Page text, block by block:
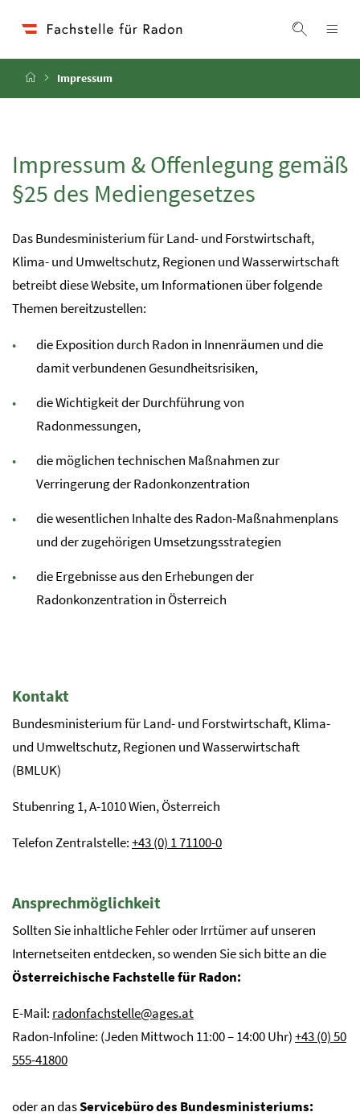
Suche
StartseiteImpressum
Impressum & Offenlegung gemäß
§25 des Mediengesetzes
Das Bundesministerium für Land- und Forstwirtschaft,
Klima- und Umweltschutz, Regionen und Wasserwirtschaft
betreibt diese Website, um Informationen über folgende
Themen bereitzustellen:
die Exposition durch Radon in Innenräumen und die
damit verbundenen Gesundheitsrisiken,
die Wichtigkeit der Durchführung von
Radonmessungen,
die möglichen technischen Maßnahmen zur
Verringerung der Radonkonzentration
die wesentlichen Inhalte des Radon-Maßnahmenplans
und der zugehörigen Umsetzungsstrategien
die Ergebnisse aus den Erhebungen der
Radonkonzentration in Österreich
Kontakt
Bundesministerium für Land- und Forstwirtschaft, Klima-
und Umweltschutz, Regionen und Wasserwirtschaft
(BMLUK)
Stubenring 1, A-1010 Wien, Österreich
Telefon Zentralstelle:+43 (0) 1 71100-0
Ansprechmöglichkeit
Sollten Sie inhaltliche Fehler oder Irrtümer auf unseren
Internetseiten entdecken, so wenden Sie sich bitte an die
Österreichische Fachstelle für Radon:
E-Mail: radonfachstelle@ages.at
Radon-Infoline: (Jeden Mittwoch 11:00 – 14:00 Uhr)+43 (0) 50
555-41800
oder an dasServicebüro des Bundesministeriums: